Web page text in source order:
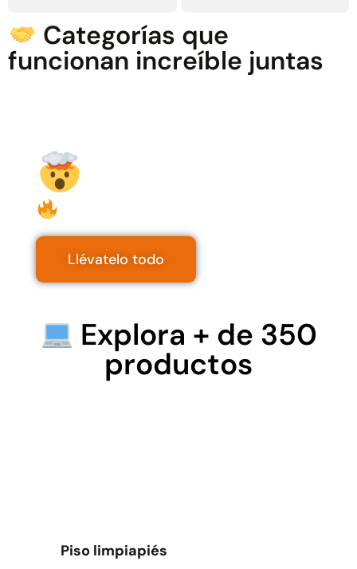
Categorías que
funcionan increíble juntas
Llévatelo todo
Explora + de 350
productos
Piso limpiapiés